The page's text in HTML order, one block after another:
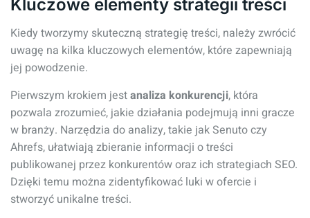
Kluczowe elementy strategii treści
Kiedy tworzymy skuteczną strategię treści, należy zwrócić
uwagę na kilka kluczowych elementów, które zapewniają
jej powodzenie.
Pierwszym krokiem jestanaliza konkurencji, która
pozwala zrozumieć, jakie działania podejmują inni gracze
w branży. Narzędzia do analizy, takie jak Senuto czy
Ahrefs, ułatwiają zbieranie informacji o treści
publikowanej przez konkurentów oraz ich strategiach SEO.
Dzięki temu można zidentyfikować luki w ofercie i
stworzyć unikalne treści.